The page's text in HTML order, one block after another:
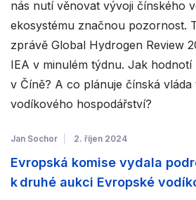
nás nutí věnovat vývoji čínského
ekosystému značnou pozornost.
zprávě Global Hydrogen Review
IEA v minulém týdnu. Jak
v Číně? A co plánuje čínská vláda
vodíkového hospodářství?
Jan Sochor 2. říjen 2024
Evropská komise vydala
k druhé aukci Evropské